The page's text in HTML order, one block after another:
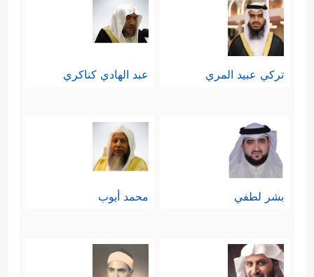
تركي عبيد المري عبد الهادي كناكري
بشر لطفي محمد أيوب